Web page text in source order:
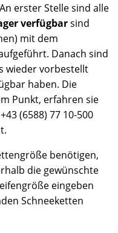
erster Stelle sind alle
verfügbarsind
mit dem
Danach sind
wieder vorbestellt
haben. Die
Punkt, erfahren sie
(6588) 77 10-500
benötigen,
die gewünschte
eingeben
Schneeketten